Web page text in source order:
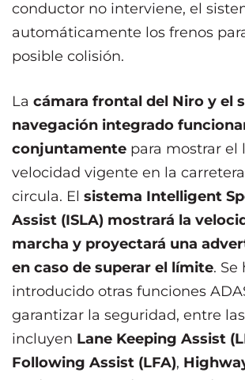
conductor no interviene, el
automáticamente los frenos
posible colisión.
La cámara frontal del Niro y el
navegación integrado
conjuntamente para mostrar el
velocidad vigente en la
circula. El sistema Intelligent
Assist (ISLA) mostrará la
marcha y proyectará una
en caso de superar el límite. Se
introducido otras funciones
garantizar la seguridad, entre
incluyen Lane Keeping Assist
Following Assist (LFA),